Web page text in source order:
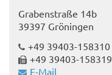
Grabenstraße 14b
39397 Gröningen
+49 39403-158310
+49 39403-158319
E-Mail